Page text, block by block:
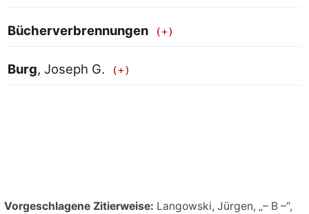
Bücherverbrennungen
Burg, Joseph G.
Vorgeschlagene Zitierweise: Langowski, Jürgen, „– B –“,